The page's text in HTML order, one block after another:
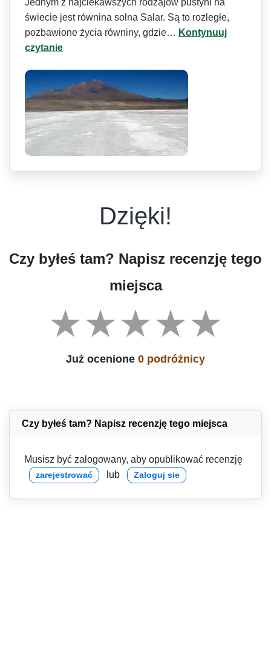
świecie jest równina solna Salar. Są to rozległe,
pozbawione życia równiny, gdzie… Kontynuuj
czytanie
Dzięki!
Czy byłeś tam? Napisz recenzję tego
miejsca
Już ocenione 0 podróżnicy
Czy byłeś tam? Napisz recenzję tego miejsca
Musisz być zalogowany, aby opublikować recenzję
zarejestrować lub Zaloguj sie